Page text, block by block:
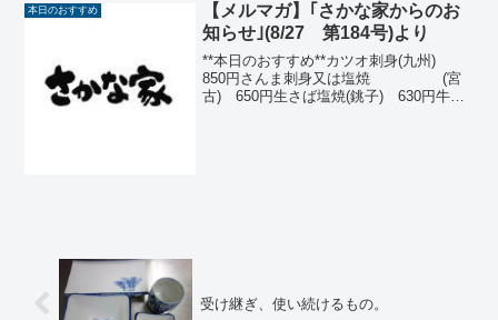
本日のおすすめ
【メルマガ】｢さかな家からのお
知らせ｣(8/27 第184号)より
**本日のおすすめ**カツオ刺身(九州)
850円さんま刺身又は塩焼 (宮
古) 650円生さば塩焼(銚子) 630円牛す
受け継ぎ、使い続けるもの。